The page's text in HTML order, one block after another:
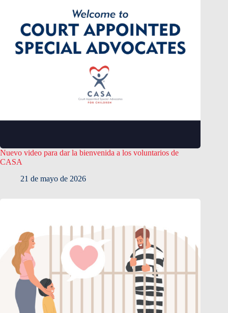
Nuevo video para dar la bienvenida a los voluntarios de
CASA
21 de mayo de 2026